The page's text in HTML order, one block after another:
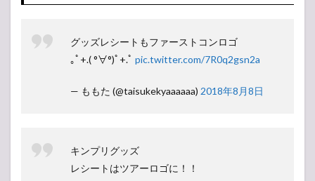
グッズレシートもファーストコンロゴ
｡ﾟ+.( °∀°)ﾟ+.ﾟ pic.twitter.com/7R0q2gsn2a
— ももた (@taisukekyaaaaaa) 2018年8月8日
キンプリグッズ
レシートはツアーロゴに！！